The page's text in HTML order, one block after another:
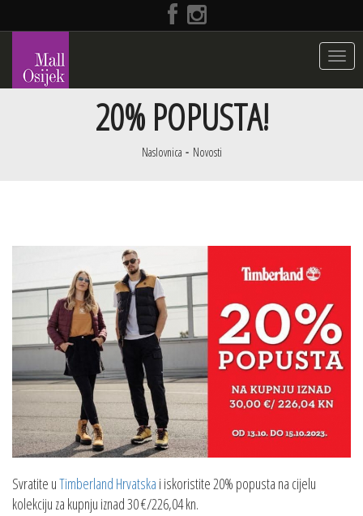
Toggle
20% POPUSTA!
Naslovnica Novosti
Svratite uTimberland Hrvatska i iskoristite 20% popusta na cijelu
kolekciju za kupnju iznad 30 €/226,04 kn.